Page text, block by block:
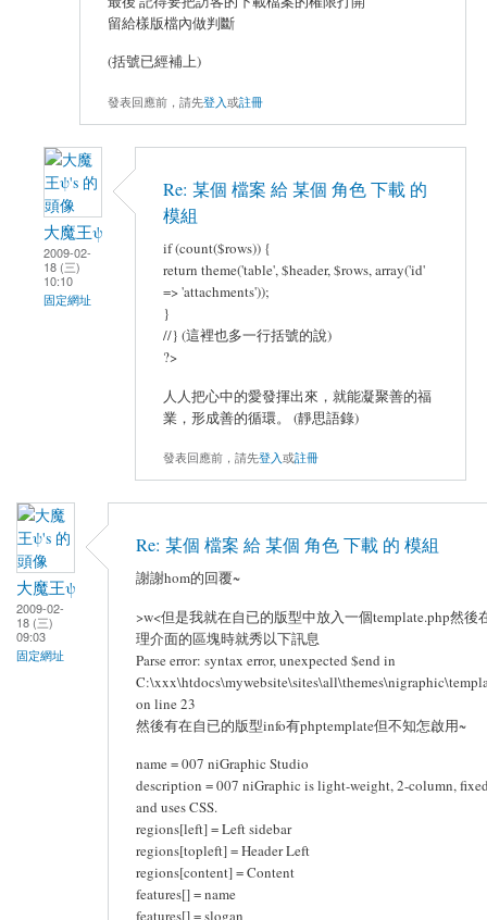
留給樣版檔內做判斷
(括號已經補上)
發表回應前，請先登入或註冊
大魔王ψ
2009-02-
18 (三)
10:10
固定網址
Re: 某個 檔案 給 某個 角色 下載 的
模組
if (count($rows)) {
return theme('table', $header, $rows, array('id'
=> 'attachments'));
}
//} (這裡也多一行括號的說)
?>
人人把心中的愛發揮出來，就能凝聚善的福
業，形成善的循環。 (靜思語錄)
發表回應前，請先登入或註冊
大魔王ψ
2009-02-
18 (三)
09:03
固定網址
Re: 某個 檔案 給 某個 角色 下載 的 模組
謝謝hom的回覆~
>w<但是我就在自已的版型中放入一個template.php然後
理介面的區塊時就秀以下訊息
Parse error: syntax error, unexpected $end in
on line 23
然後有在自已的版型info有phptemplate但不知怎啟用~
name = 007 niGraphic Studio
description = 007 niGraphic is light-weight, 2-column,
and uses CSS.
regions[left] = Left sidebar
regions[topleft] = Header Left
regions[content] = Content
features[] = name
features[] = slogan